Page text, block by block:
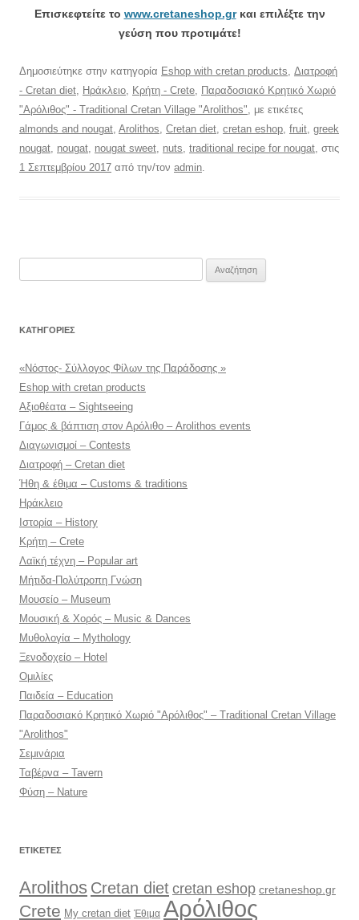
Επισκεφτείτε το www.cretaneshop.gr και επιλέξτε την
γεύση που προτιμάτε!
Δημοσιεύτηκε στην κατηγορία Eshop with cretan products Διατροφή
- Cretan diet
Ηράκλειο Κρήτη - Crete
Παραδοσιακό Κρητικό Χωριό
"Αρόλιθος" - Traditional Cretan Village "Arolithos" , με ετικέτες
almonds and nougat Arolithos Cretan diet cretan eshop fruit greek
nougat nougat nougat sweet nuts traditional recipe for nougat , στις
1 Σεπτεμβρίου 2017 από την/τον admin
KΑΤΗΓΟΡΊΕΣ
«Νόστος- Σύλλογος Φίλων της Παράδοσης »
Eshop with cretan products
Αξιοθέατα – Sightseeing
Γάμος & βάπτιση στον Αρόλιθο – Arolithos events
Διαγωνισμοί – Contests
Διατροφή – Cretan diet
Ήθη & έθιμα – Customs & traditions
Ηράκλειο
Ιστορία – History
Κρήτη – Crete
Λαϊκή τέχνη – Popular art
Μήτιδα-Πολύτροπη Γνώση
Μουσείο – Museum
Μουσική & Χορός – Music & Dances
Μυθολογία – Mythology
Ξενοδοχείο – Hotel
Ομιλίες
Παιδεία – Education
Παραδοσιακό Κρητικό Χωριό "Αρόλιθος" – Traditional Cretan Village
"Arolithos"
Σεμινάρια
Ταβέρνα – Tavern
Φύση – Nature
ΕΤΙΚΈΤΕΣ
Arolithos Cretan dietcretan eshop cretaneshop.gr
Crete My cretan diet Έθιμα Αρόλιθος